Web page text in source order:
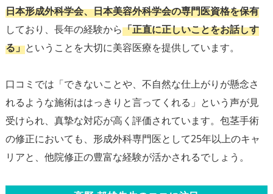
日本形成外科学会、日本美容外科学会の専門医資格を保有
しており、長年の経験から「正直に正しいことをお話しす
る」ということを大切に美容医療を提供しています。
口コミでは「できないことや、不自然な仕上がりが懸念さ
れるような施術ははっきりと言ってくれる」という声が見
受けられ、真摯な対応が高く評価されています。包茎手術
の修正においても、形成外科専門医として25年以上のキャ